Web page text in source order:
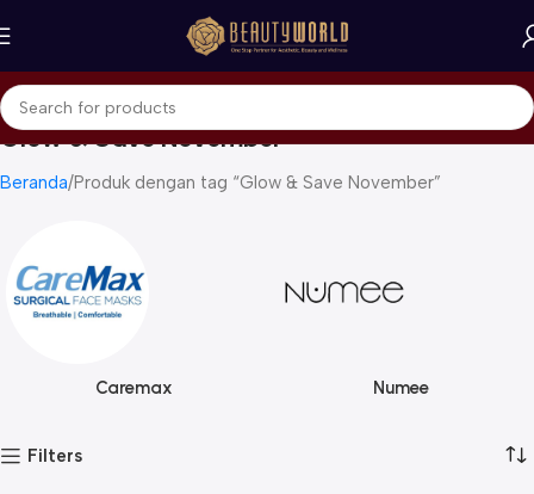
Glow & Save November
Beranda Produk dengan tag “Glow & Save November”
Caremax Numee
Filters